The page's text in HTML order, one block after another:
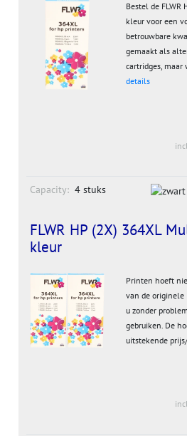
Bestel de
kleur voor een
betrouwbare
gemaakt als
cartridges,
details
Capacity: 4 stuks
FLWR HP (2X) 364XL
kleur
Printen hoeft
van de originele
u zonder
gebruiken. De
uitstekende